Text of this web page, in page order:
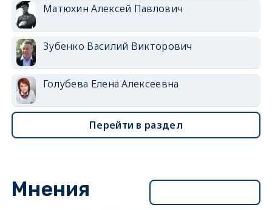
Матюхин Алексей Павлович
Зубенко Василий Викторович
Голубева Елена Алексеевна
Перейти в раздел
Мнения